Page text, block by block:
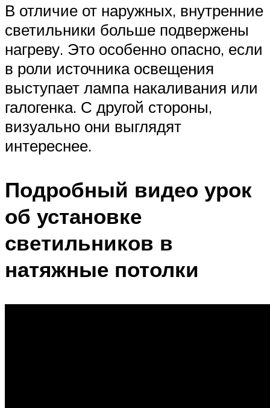
В отличие от наружных, внутренние
светильники больше подвержены
нагреву. Это особенно опасно, если
в роли источника освещения
выступает лампа накаливания или
галогенка. С другой стороны,
визуально они выглядят
интереснее.
Подробный видео урок
об установке
светильников в
натяжные потолки